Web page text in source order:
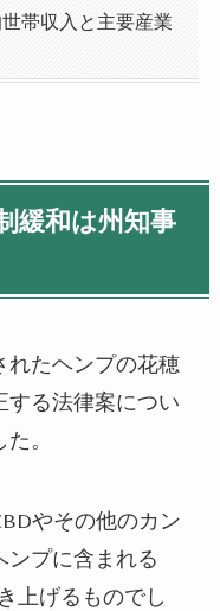
帯収入と主要産業
緩和は州知事
れたヘンプの花穂
する法律案につい
。
やその他のカン
ンプに含まれる
上げるものでし